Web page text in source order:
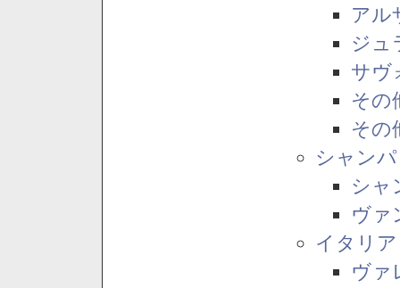
アル
ジュ
サヴ
その
その
シャン
シャ
ヴァ
イタリア
ヴァ